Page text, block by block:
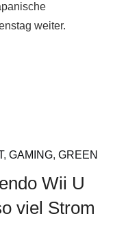
weiter.
, GAMING, GREEN
Wii U
viel Strom